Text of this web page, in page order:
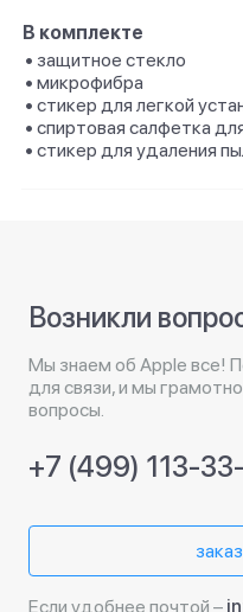
В комплекте
• защитное стекло
• микрофибра
• стикер для легкой
• спиртовая салфетка
• стикер для удаления
Возникли
Мы знаем об Apple все!
для связи, и мы
вопросы.
+7 (499) 113-
Если удобнее почтой –